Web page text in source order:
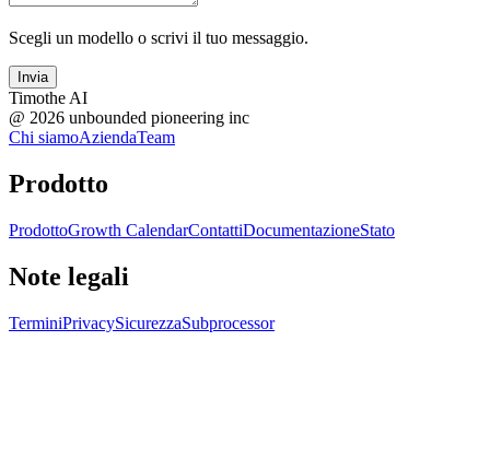
Scegli un modello o scrivi il tuo messaggio.
Invia
Timothe AI
@ 2026 unbounded pioneering inc
Chi siamoAziendaTeam
Prodotto
ProdottoGrowth CalendarContattiDocumentazioneStato
Note legali
TerminiPrivacySicurezzaSubprocessor